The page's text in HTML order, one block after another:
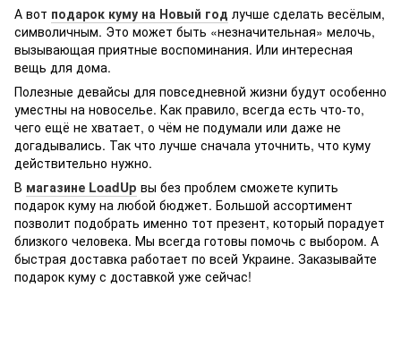
А вот подарок куму на Новый год лучше сделать весёлым,
символичным. Это может быть «незначительная» мелочь,
вызывающая приятные воспоминания. Или интересная
вещь для дома.
Полезные девайсы для повседневной жизни будут особенно
уместны на новоселье. Как правило, всегда есть что-то,
чего ещё не хватает, о чём не подумали или даже не
догадывались. Так что лучше сначала уточнить, что куму
действительно нужно.
В магазине LoadUp вы без проблем сможете купить
подарок куму на любой бюджет. Большой ассортимент
позволит подобрать именно тот презент, который порадует
близкого человека. Мы всегда готовы помочь с выбором. А
быстрая доставка работает по всей Украине. Заказывайте
подарок куму с доставкой уже сейчас!